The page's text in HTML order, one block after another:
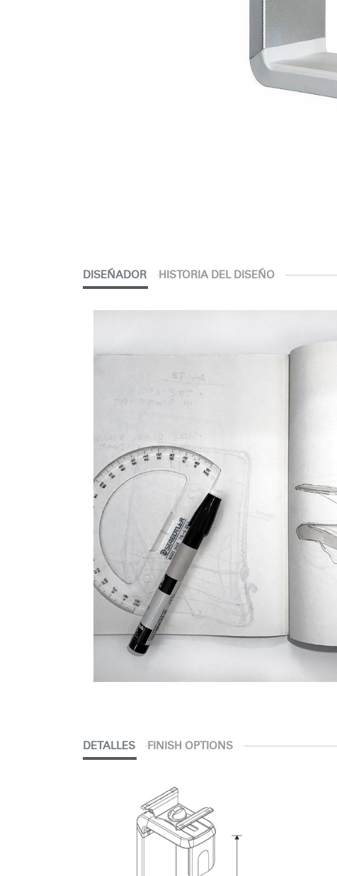
América Latina
DISEÑADOR HISTORIA DEL DISEÑO
DETALLES FINISH OPTIONS